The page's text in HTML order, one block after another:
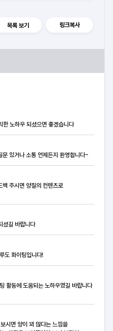
목록 보기 링크복사
노하우 되셨으면 좋겠습니다
있거나 소통 언제든지 환영합니다~
주시면 양질의 컨텐츠로
셨길 바랍니다
도 화이팅입니다!
활동에 도움되는 노하우였길 바랍니다
시면 양이 꾀 많다는 느낌을